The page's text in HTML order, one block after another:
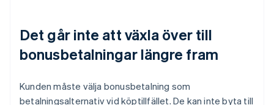
Det går inte att växla över till
bonusbetalningar längre fram
Kunden måste välja bonusbetalning som
betalningsalternativ vid köptillfället. De kan inte byta till